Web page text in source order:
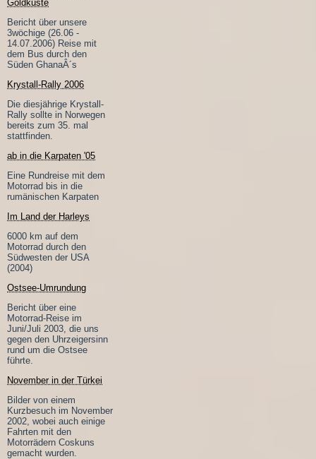
Goldküste
Bericht über unsere
3wöchige (26.06 -
14.07.2006) Reise mit
dem Bus durch den
Süden GhanaÂ´s
Krystall-Rally 2006
Die diesjährige Krystall-
Rally sollte in Norwegen
bereits zum 35. mal
stattfinden.
ab in die Karpaten '05
Eine Rundreise mit dem
Motorrad bis in die
rumänischen Karpaten
Im Land der Harleys
6000 km auf dem
Motorrad durch den
Südwesten der USA
(2004)
Ostsee-Umrundung
Bericht über eine
Motorrad-Reise im
Juni/Juli 2003, die uns
gegen den Uhrzeigersinn
rund um die Ostsee
führte.
November in der Türkei
Bilder von einem
Kurzbesuch im November
2002, wobei auch einige
Fahrten mit den
Motorrädern Coskuns
gemacht wurden.